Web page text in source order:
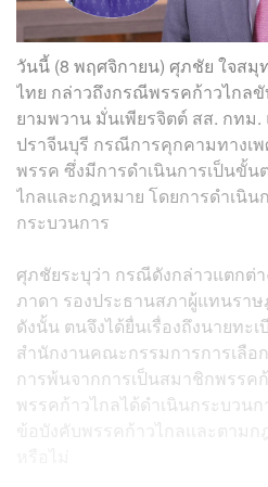
วันนี้ (8 พฤศจิกายน) ศุภชัย ใจส
ไทย กล่าวถึงกรณีพรรคก้าวไกล
ยามพวาน มั่นเพียรจิตต์ สส. กทม
ปราจีนบุรี กรณีการคุกคามทางเ
พรรค ซึ่งมีการดำเนินการเป็นขั้
ไกลและกฎหมาย โดยการดำเนิน
กระบวนการ
ศุภชัยระบุว่า กรณีดังกล่าวแตกต่
ภาดา รองประธานสภาผู้แทนรา
ดังนั้น ตนจึงได้ยื่นเรื่องถึงนายทะ
สำนักงานคณะกรรมการการเลือ
การพ้นจากการเป็นสมาชิกพรรค
พรรคก้าวไกลได้ดำเนินกระบวน
ข้อบังคับพรรคก้าวไกลและตามก